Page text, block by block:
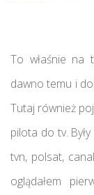
To właśnie na
dawno temu i
Tutaj również
pilota do tv.
tvn, polsat,
oglądałem